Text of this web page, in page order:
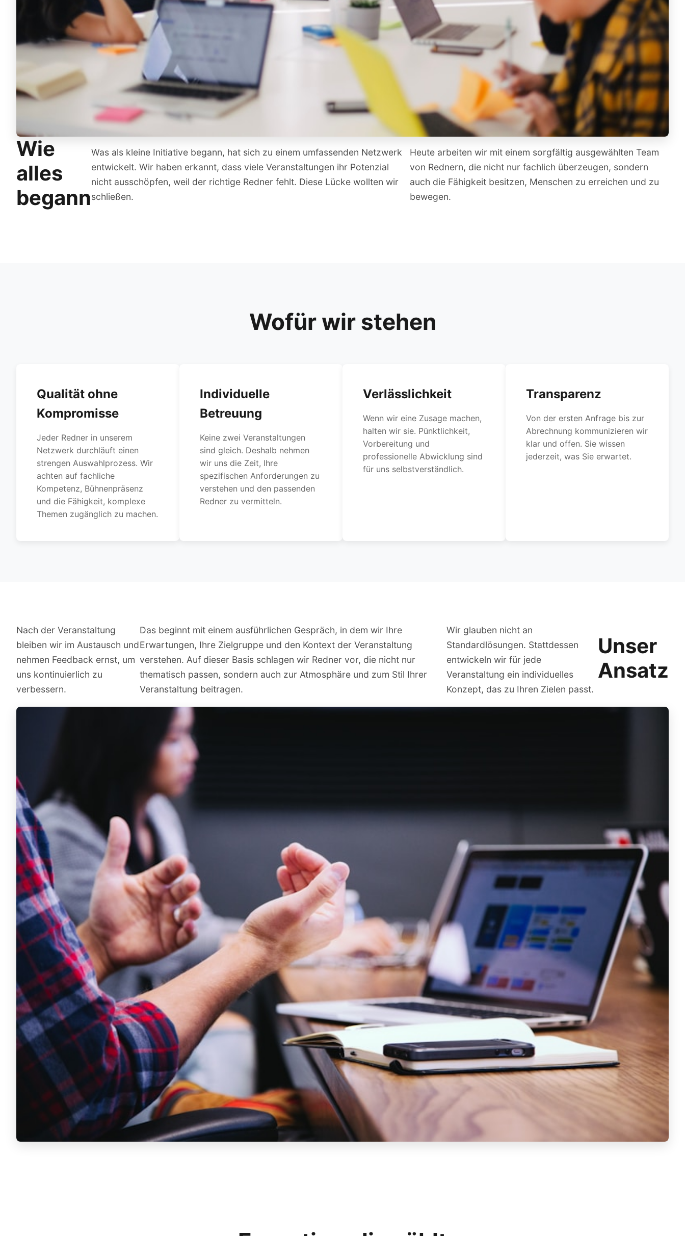
Wie
alles
begann
Was als kleine Initiative begann, hat sich zu einem umfassenden Netzwerk
entwickelt. Wir haben erkannt, dass viele Veranstaltungen ihr Potenzial
nicht ausschöpfen, weil der richtige Redner fehlt. Diese Lücke wollten wir
schließen.
Heute arbeiten wir mit einem sorgfältig ausgewählten Team
von Rednern, die nicht nur fachlich überzeugen, sondern
auch die Fähigkeit besitzen, Menschen zu erreichen und zu
bewegen.
Wofür wir stehen
Qualität ohne
Kompromisse
Jeder Redner in unserem
Netzwerk durchläuft einen
strengen Auswahlprozess. Wir
achten auf fachliche
Kompetenz, Bühnenpräsenz
und die Fähigkeit, komplexe
Themen zugänglich zu machen.
Individuelle
Betreuung
Keine zwei Veranstaltungen
sind gleich. Deshalb nehmen
wir uns die Zeit, Ihre
spezifischen Anforderungen zu
verstehen und den passenden
Redner zu vermitteln.
Verlässlichkeit
Wenn wir eine Zusage machen,
halten wir sie. Pünktlichkeit,
Vorbereitung und
professionelle Abwicklung sind
für uns selbstverständlich.
Transparenz
Von der ersten Anfrage bis zur
Abrechnung kommunizieren wir
klar und offen. Sie wissen
jederzeit, was Sie erwartet.
Unser
Ansatz
Wir glauben nicht an
Standardlösungen. Stattdessen
entwickeln wir für jede
Veranstaltung ein individuelles
Konzept, das zu Ihren Zielen passt.
Das beginnt mit einem ausführlichen Gespräch, in dem wir Ihre
Erwartungen, Ihre Zielgruppe und den Kontext der Veranstaltung
verstehen. Auf dieser Basis schlagen wir Redner vor, die nicht nur
thematisch passen, sondern auch zur Atmosphäre und zum Stil Ihrer
Veranstaltung beitragen.
Nach der Veranstaltung
bleiben wir im Austausch und
nehmen Feedback ernst, um
uns kontinuierlich zu
verbessern.